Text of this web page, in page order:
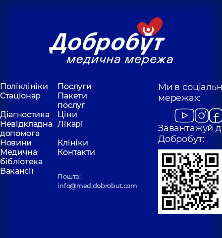
Поліклініки
Послуги
Стаціонар
Пакети
послуг
Діагностика
Ціни
Невідкладна
допомога
Лікарі
Новини
Клініки
Медична
бібліотека
Контакти
Вакансії
Пошта:
info@med.dobrobut.com
Ми в
мережах:
Завантажуй
Добробут: